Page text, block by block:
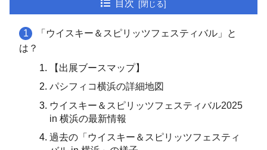
目次
「ウイスキー＆スピリッツフェスティバル」と
は？
【出展ブースマップ】
パシフィコ横浜の詳細地図
ウイスキー＆スピリッツフェスティバル2025
in 横浜の最新情報
過去の「ウイスキー＆スピリッツフェスティ